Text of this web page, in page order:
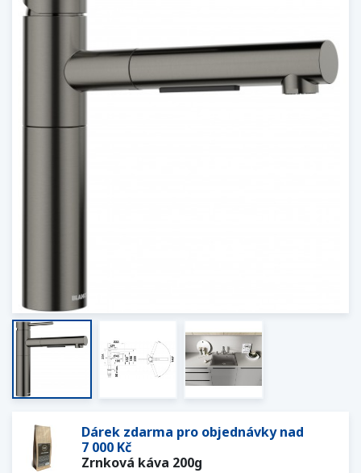
Dárek zdarma pro objednávky nad
7 000 Kč
Zrnková káva 200g